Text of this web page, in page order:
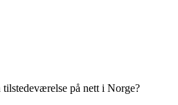
på nett i Norge?